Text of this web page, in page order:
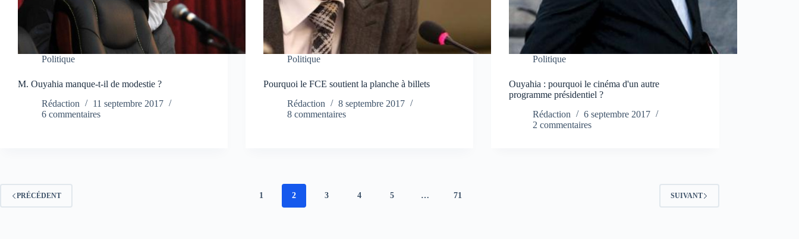
Politique
M. Ouyahia manque-t-il de modestie ?
Rédaction
11 septembre 2017
6 commentaires
Politique
Pourquoi le FCE soutient la planche à billets
Rédaction
8 septembre 2017
8 commentaires
Politique
Ouyahia : pourquoi le cinéma d'un autre
programme présidentiel ?
Rédaction
6 septembre 2017
2 commentaires
PRÉCÉDENT 1 2 3 4 5 … 71 SUIVANT